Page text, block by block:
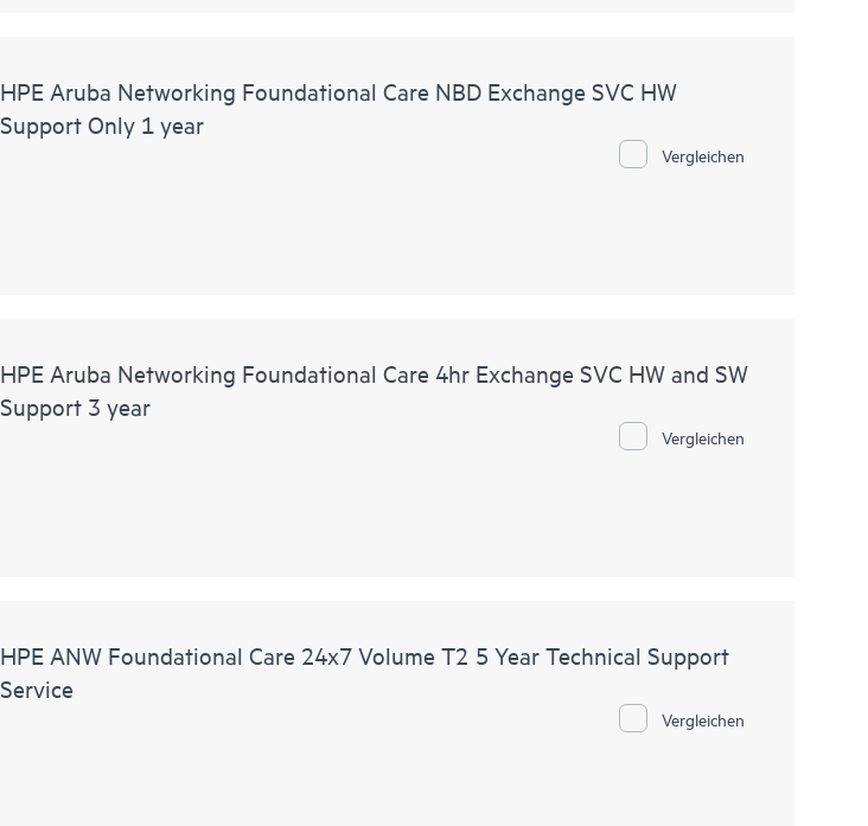
HPE Aruba Networking Foundational Care NBD Exchange SVC HW
Support Only 1 year
Vergleichen
HPE Aruba Networking Foundational Care 4hr Exchange SVC HW and SW
Support 3 year
Vergleichen
HPE ANW Foundational Care 24x7 Volume T2 5 Year Technical Support
Service
Vergleichen